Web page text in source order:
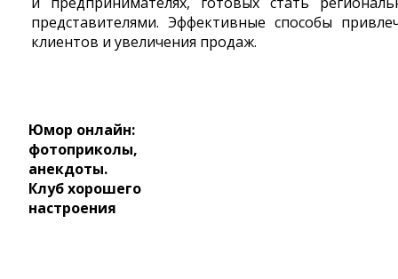
представителями. Эффективные способы
клиентов и увеличения продаж.
Юмор онлайн:
фотоприколы,
анекдоты.
Клуб хорошего
настроения